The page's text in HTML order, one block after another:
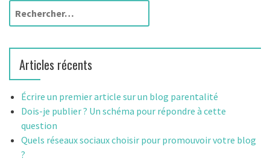
h
r
c
h
r
Articles récents
Écrire un premier article sur un blog parentalité
Dois-je publier ? Un schéma pour répondre à cette
question
Quels réseaux sociaux choisir pour promouvoir votre blog
?